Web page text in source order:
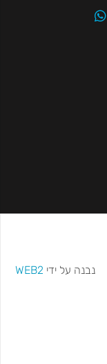
נבנה על ידי WEB2